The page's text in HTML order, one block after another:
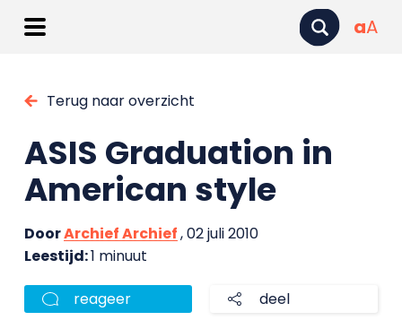
aA
Terug naar overzicht
ASIS Graduation in
American style
DoorArchief Archief, 02 juli 2010
Leestijd:1 minuut
reageer deel